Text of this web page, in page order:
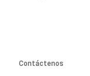
Contáctenos